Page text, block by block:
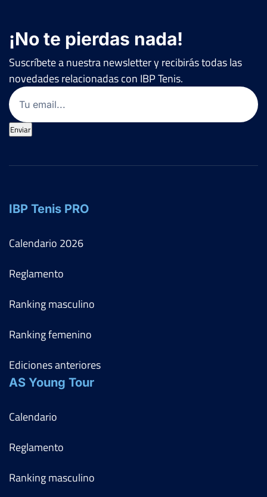
¡No te pierdas nada!
Suscríbete a nuestra newsletter y recibirás todas las
novedades relacionadas con IBP Tenis.
Email
Enviar
IBP Tenis PRO
Calendario 2026
Reglamento
Ranking masculino
Ranking femenino
Ediciones anteriores
AS Young Tour
Calendario
Reglamento
Ranking masculino